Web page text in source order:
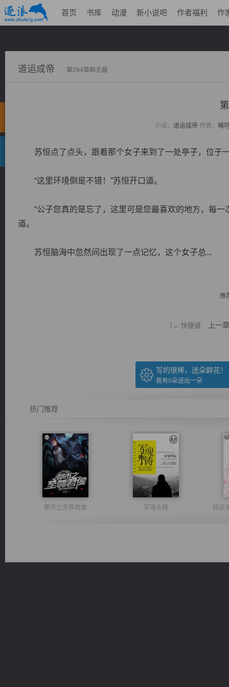
首页 书库 动漫 新小说吧 作者福利 作
道运成帝 第294章柳无痕
小说： 道运成帝 作者： 曦
苏恒点了点头，跟着那个女子来到了一处亭子，位于
“这里环境倒是不错！”苏恒开口道。
“公子您真的是忘了，这里可是您最喜欢的地方，每一
道。
苏恒脑海中忽然间出现了一点记忆，这个女子总...
推
（← 快捷键 上一章
写的很棒，送朵鲜花！
我有0朵送出一朵
热门推荐
都市之至尊君侯 军魂永铸 桃运